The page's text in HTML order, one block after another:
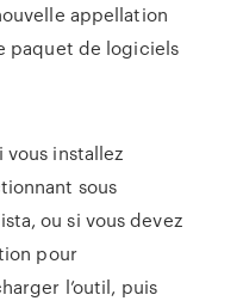
appellation
paquet de logiciels
vous installez
sous
ou si vous devez
pour
l’outil, puis